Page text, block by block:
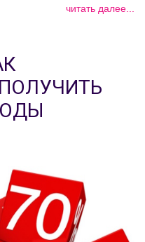
читать далее...